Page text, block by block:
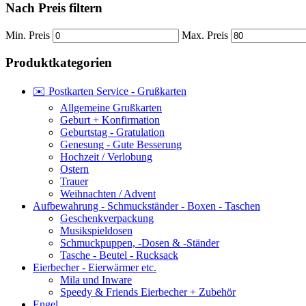
Nach Preis filtern
Min. Preis Max. Preis
Produktkategorien
✉️ Postkarten Service - Grußkarten
Allgemeine Grußkarten
Geburt + Konfirmation
Geburtstag - Gratulation
Genesung - Gute Besserung
Hochzeit / Verlobung
Ostern
Trauer
Weihnachten / Advent
Aufbewahrung - Schmuckständer - Boxen - Taschen
Geschenkverpackung
Musikspieldosen
Schmuckpuppen, -Dosen & -Ständer
Tasche - Beutel - Rucksack
Eierbecher - Eierwärmer etc.
Mila und Inware
Speedy & Friends Eierbecher + Zubehör